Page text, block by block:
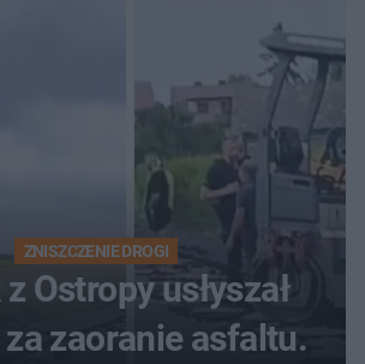
ZNISZCZENIE DROGI
Ostropy usłyszał
zaoranie asfaltu.